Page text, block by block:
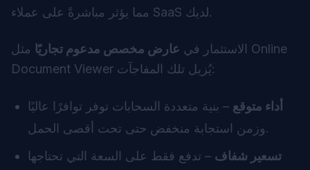
مما يؤثر مباشرةً على عملاء SaaS لديك.
الاستثمار في عارض مخصص مدعوم تجاريًا مثل Online
Document Viewer يُزيل تلك المفاجآت:
أداء متوقع – بنية متعددة السحابات توفر توافرًا عاليًا
وزمن استجابة منخفض حتى تحت أقصى الحمل.
تسعير شفاف – تدفع فقط على السعة التي تحتاجها